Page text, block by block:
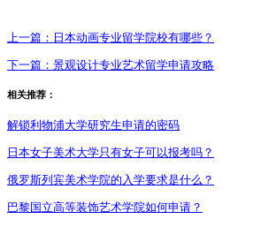
上一篇： 日本动画专业留学院校有哪些？
下一篇： 景观设计专业艺术留学申请攻略
相关推荐：
解锁利物浦大学研究生申请的密码
日本女子美术大学只有女子可以报考吗？
俄罗斯列宾美术学院的入学要求是什么？
巴黎国立高等装饰艺术学院如何申请？